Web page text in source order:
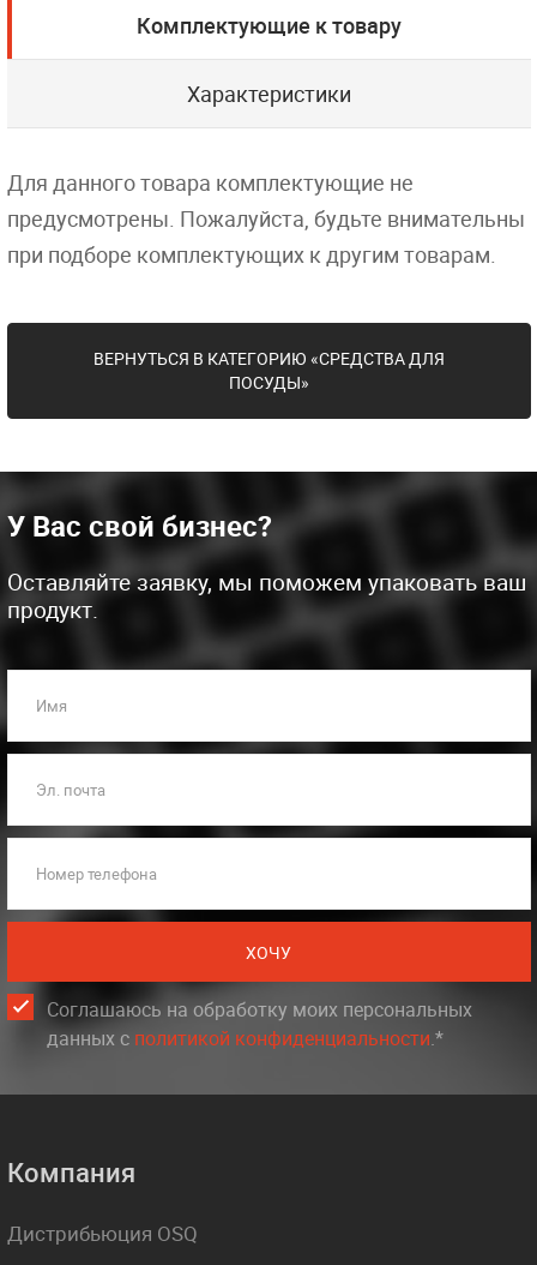
Комплектующие к товару
Характеристики
Для данного товара комплектующие не
предусмотрены. Пожалуйста, будьте внимательны
при подборе комплектующих к другим товарам.
ВЕРНУТЬСЯ В КАТЕГОРИЮ «СРЕДСТВА ДЛЯ
ПОСУДЫ»
У Вас свой бизнес?
Оставляйте заявку, мы поможем упаковать ваш
продукт.
Имя
Эл. почта
Номер телефона
ХОЧУ
Соглашаюсь на обработку моих персональных
данных c политикой конфиденциальности.*
Компания
Дистрибьюция OSQ